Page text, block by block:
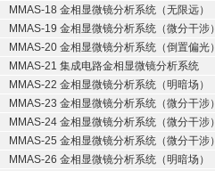
MMAS-18 金相显微镜分析系统（无限远）
MMAS-19 金相显微镜分析系统（微分干涉）
MMAS-20 金相显微镜分析系统（倒置偏光）
MMAS-21 集成电路金相显微镜分析系统
MMAS-22 金相显微镜分析系统（明暗场）
MMAS-23 金相显微镜分析系统（微分干涉）
MMAS-24 金相显微镜分析系统（微分干涉）
MMAS-25 金相显微镜分析系统（微分干涉）
MMAS-26 金相显微镜分析系统（明暗场）